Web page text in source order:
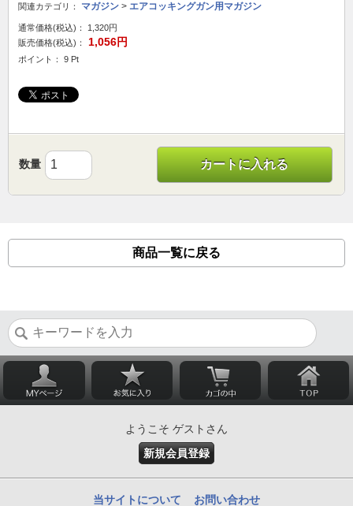
関連カテゴリ： マガジン > エアコッキングガン用マガジン
通常価格(税込)：
1,320円
販売価格(税込)：
1,056円
ポイント： 9 Pt
数量 カートに入れる
商品一覧に戻る
ようこそ ゲストさん
新規会員登録
当サイトについて お問い合わせ